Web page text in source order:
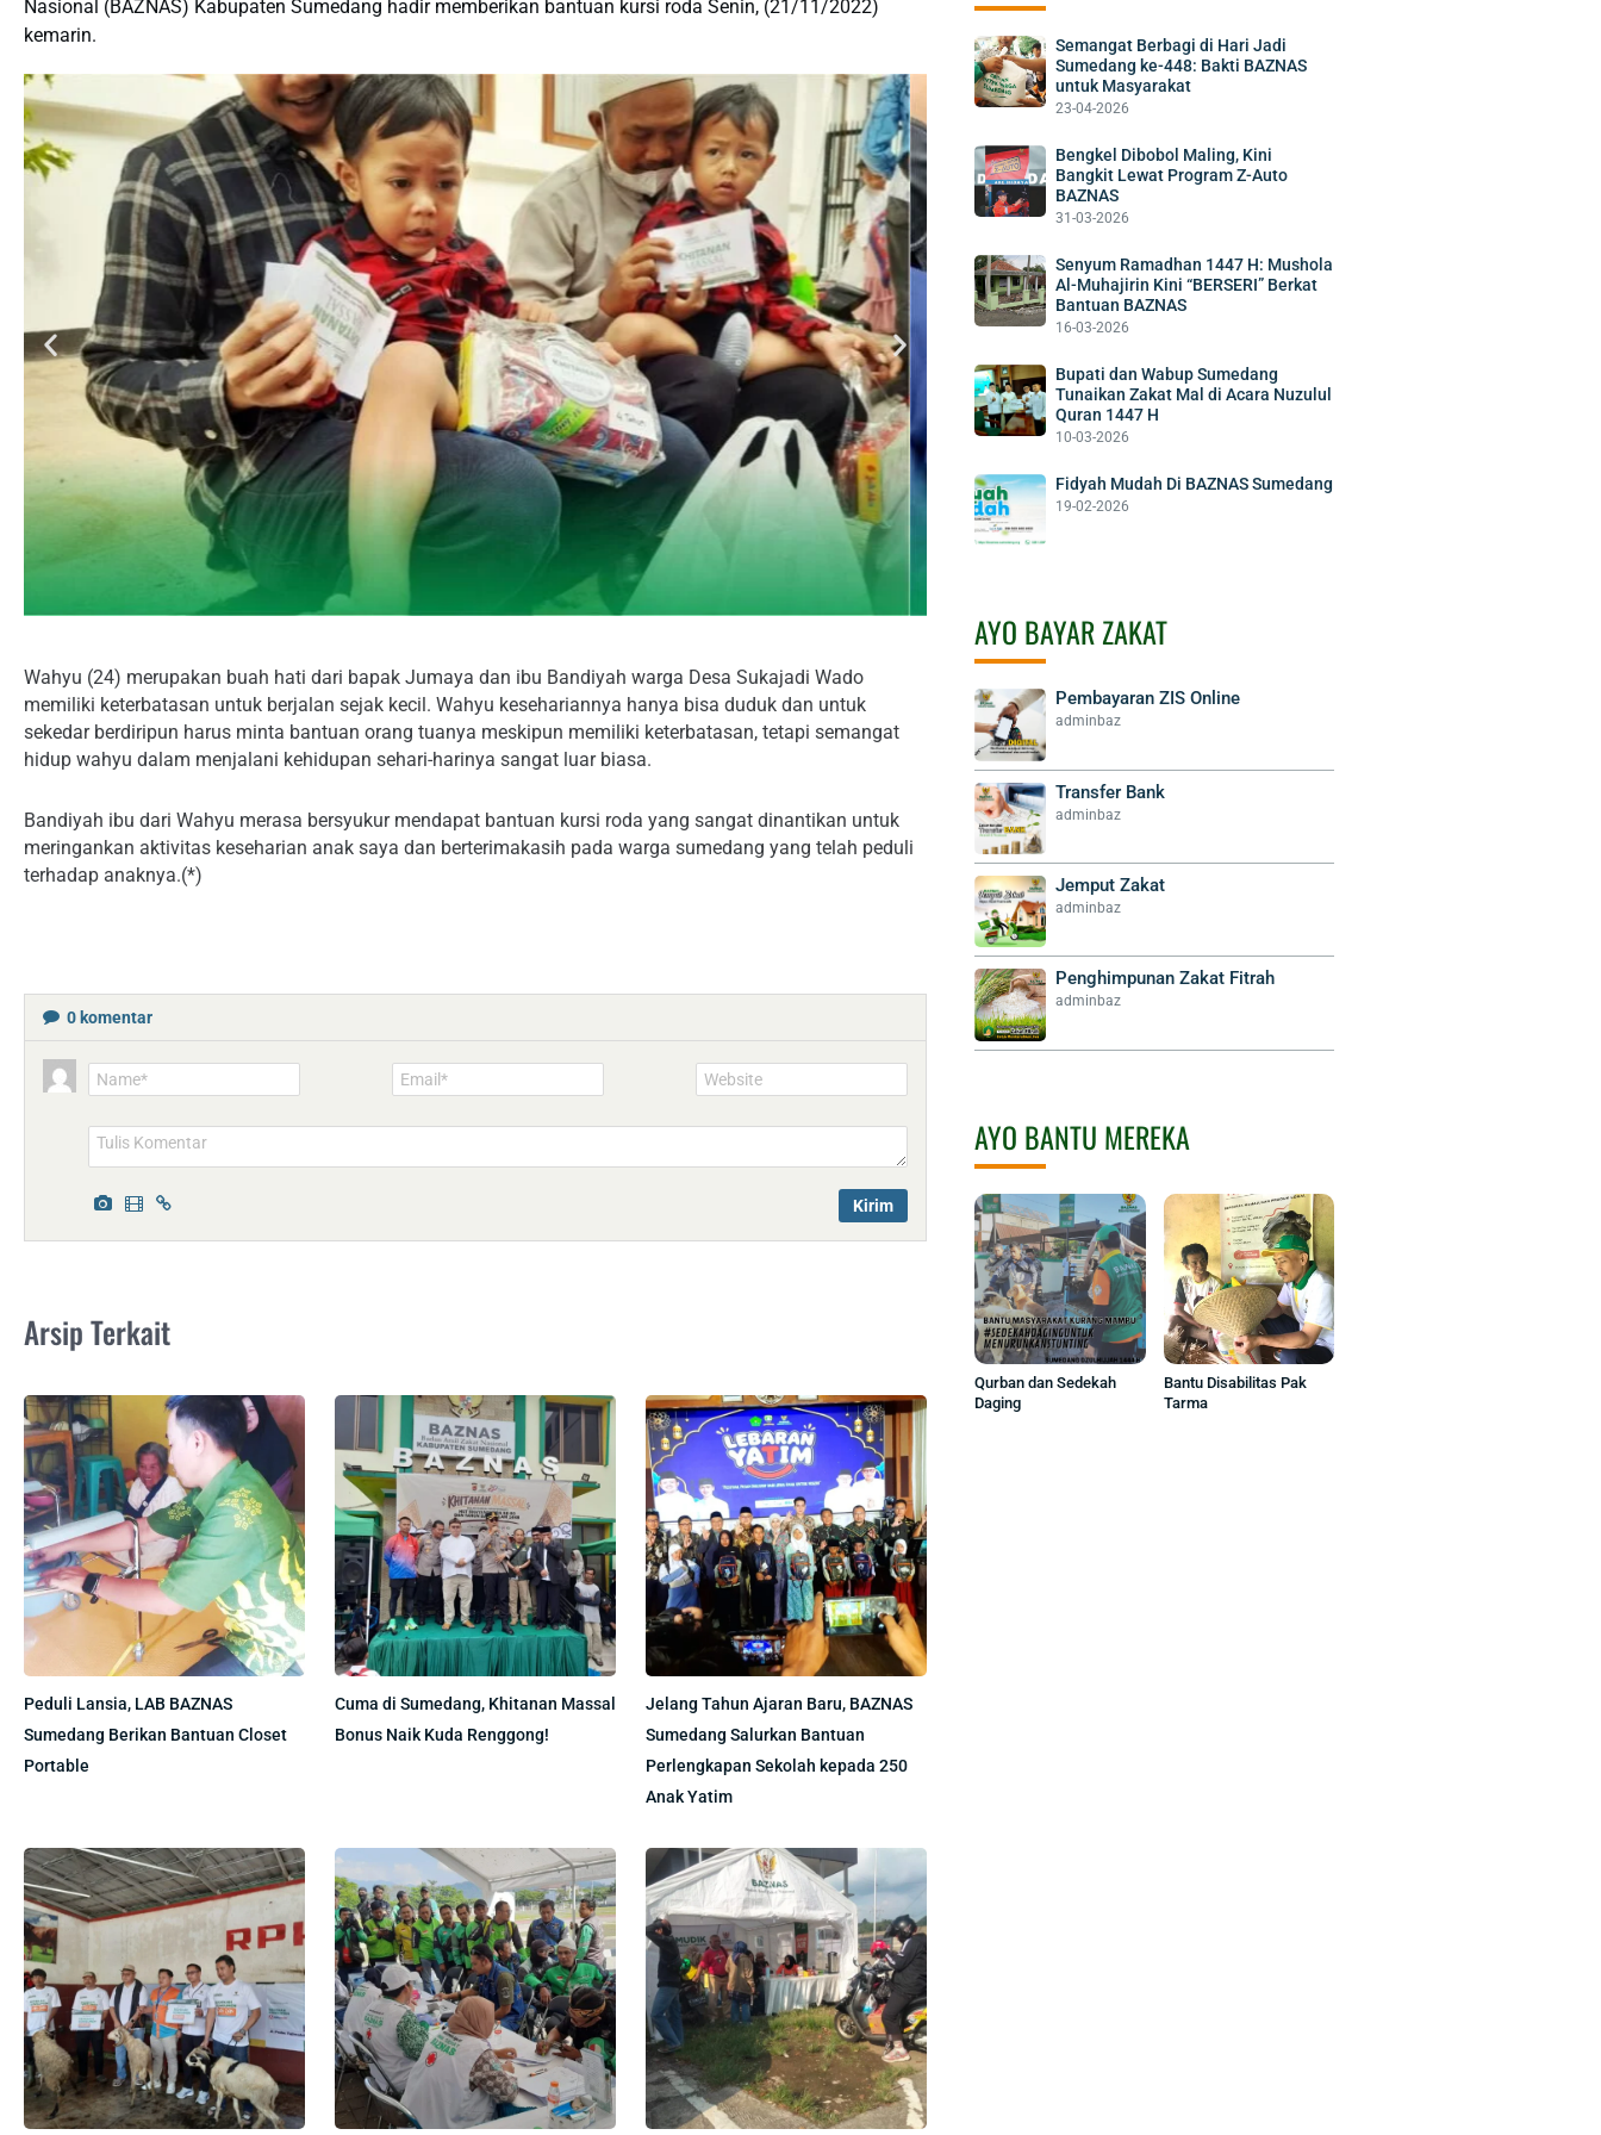
Nasional (BAZNAS) Kabupaten Sumedang hadir memberikan bantuan kursi roda Senin, (21/11/2022)
kemarin.
Wahyu (24) merupakan buah hati dari bapak Jumaya dan ibu Bandiyah warga Desa Sukajadi Wado
memiliki keterbatasan untuk berjalan sejak kecil. Wahyu kesehariannya hanya bisa duduk dan untuk
sekedar berdiripun harus minta bantuan orang tuanya meskipun memiliki keterbatasan, tetapi semangat
hidup wahyu dalam menjalani kehidupan sehari-harinya sangat luar biasa.
Bandiyah ibu dari Wahyu merasa bersyukur mendapat bantuan kursi roda yang sangat dinantikan untuk
meringankan aktivitas keseharian anak saya dan berterimakasih pada warga sumedang yang telah peduli
terhadap anaknya.(*)
0 komentar
Name* Email* Website
Arsip Terkait
Peduli Lansia, LAB BAZNAS
Sumedang Berikan Bantuan Closet
Portable
Cuma di Sumedang, Khitanan Massal
Bonus Naik Kuda Renggong!
Jelang Tahun Ajaran Baru, BAZNAS
Sumedang Salurkan Bantuan
Perlengkapan Sekolah kepada 250
Anak Yatim
Semangat Berbagi di Hari Jadi
Sumedang ke-448: Bakti BAZNAS
untuk Masyarakat
23-04-2026
Bengkel Dibobol Maling, Kini
Bangkit Lewat Program Z-Auto
BAZNAS
31-03-2026
Senyum Ramadhan 1447 H: Mushola
Al-Muhajirin Kini “BERSERI” Berkat
Bantuan BAZNAS
16-03-2026
Bupati dan Wabup Sumedang
Tunaikan Zakat Mal di Acara Nuzulul
Quran 1447 H
10-03-2026
Fidyah Mudah Di BAZNAS Sumedang
19-02-2026
AYO BAYAR ZAKAT
Pembayaran ZIS Online
adminbaz
Transfer Bank
adminbaz
Jemput Zakat
adminbaz
Penghimpunan Zakat Fitrah
adminbaz
AYO BANTU MEREKA
Qurban dan Sedekah
Daging
Bantu Disabilitas Pak
Tarma